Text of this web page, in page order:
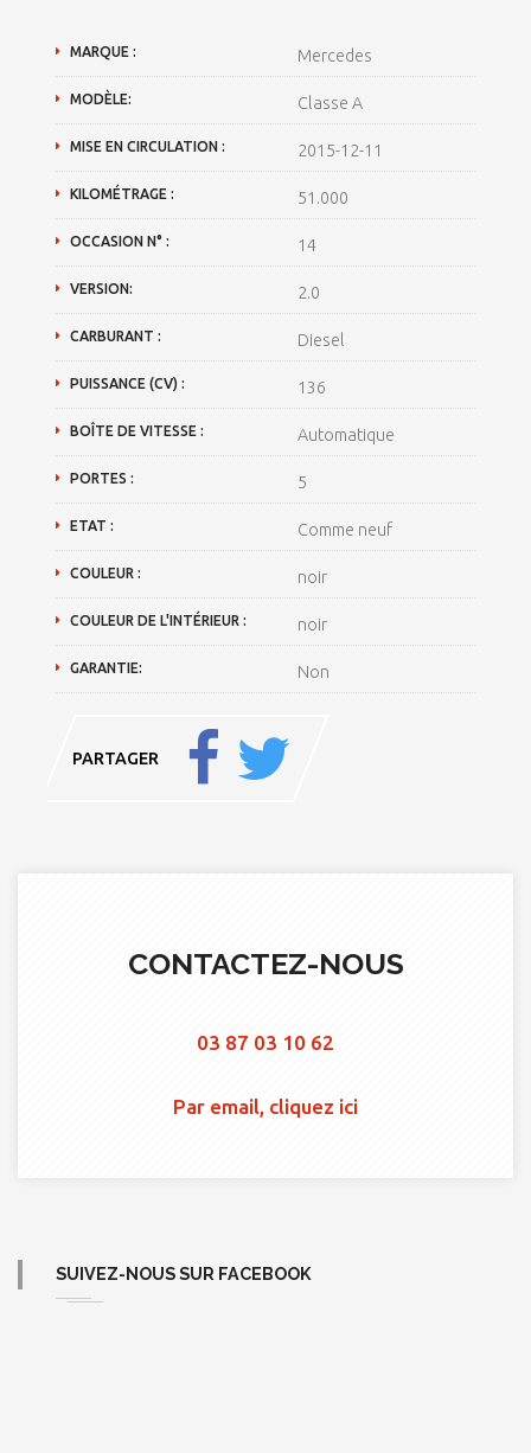
MARQUE : Mercedes
MODÈLE: Classe A
MISE EN CIRCULATION : 2015-12-11
KILOMÉTRAGE : 51.000
OCCASION N° : 14
VERSION: 2.0
CARBURANT : Diesel
PUISSANCE (CV) : 136
BOÎTE DE VITESSE : Automatique
PORTES : 5
ETAT : Comme neuf
COULEUR : noir
COULEUR DE L'INTÉRIEUR : noir
GARANTIE: Non
PARTAGER
CONTACTEZ-NOUS
03 87 03 10 62
Par email, cliquez ici
SUIVEZ-NOUS SUR FACEBOOK